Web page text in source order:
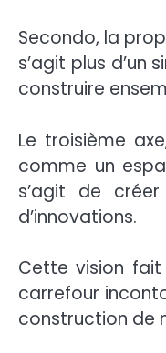
Secondo, la
s’agit plus
construire
Le troisième
comme un
s’agit de
d’innovations.
Cette vision fait
carrefour
construction de